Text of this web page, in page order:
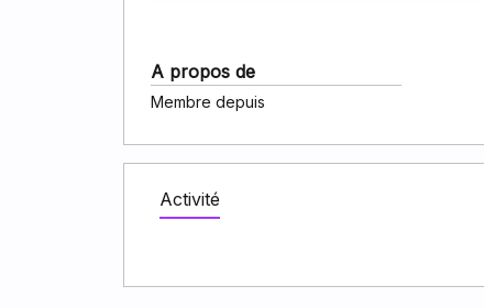
A propos de
Membre depuis
Activité